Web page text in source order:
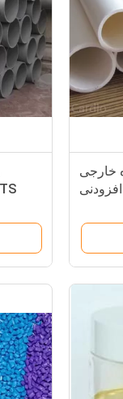
خارجی
پلی ¬ اورتان برای PETS افزودنی